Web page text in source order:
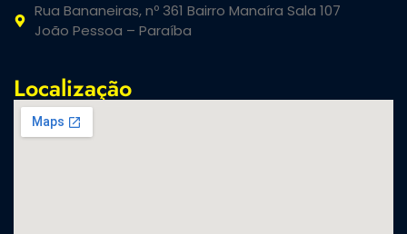
Rua Bananeiras, nº 361 Bairro Manaíra Sala 107
João Pessoa – Paraíba
Localização